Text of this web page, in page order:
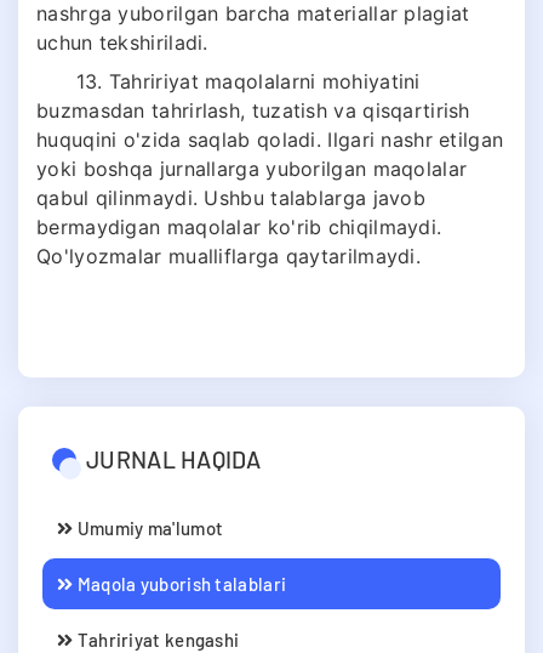
nashrga yuborilgan barcha materiallar plagiat
uchun tekshiriladi.
13. Tahririyat maqolalarni mohiyatini
buzmasdan tahrirlash, tuzatish va qisqartirish
huquqini o'zida saqlab qoladi. Ilgari nashr etilgan
yoki boshqa jurnallarga yuborilgan maqolalar
qabul qilinmaydi. Ushbu talablarga javob
bermaydigan maqolalar ko'rib chiqilmaydi.
Qo'lyozmalar mualliflarga qaytarilmaydi.
JURNAL HAQIDA
Umumiy ma'lumot
Maqola yuborish talablari
Tahririyat kengashi